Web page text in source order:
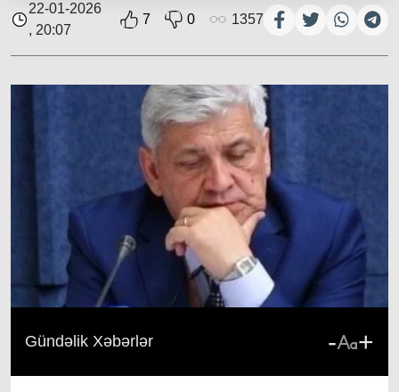
22-01-2026
, 20:07
7 0 1357
Gündəlik Xəbərlər - +